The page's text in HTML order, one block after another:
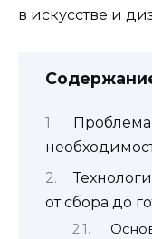
в искусстве и
Проблема
от сбора до